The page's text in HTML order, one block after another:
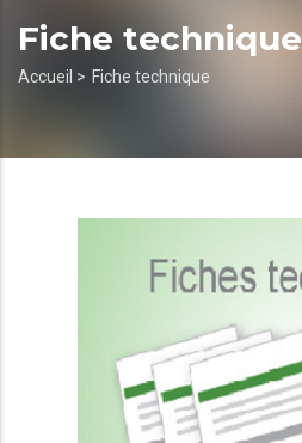
Fiche technique
Fil
Accueil > Fiche technique